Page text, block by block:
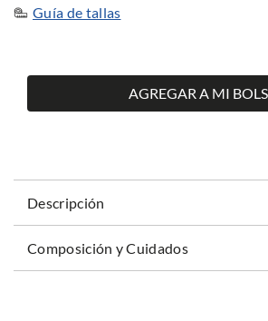
Guía de tallas
AGREGAR A MI
Descripción
Composición y Cuidados